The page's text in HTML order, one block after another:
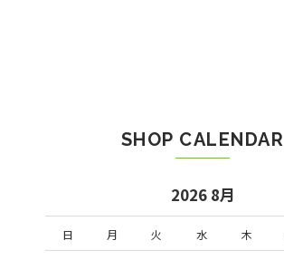
SHOP CALENDAR
2026 8月
日 月 火 水 木